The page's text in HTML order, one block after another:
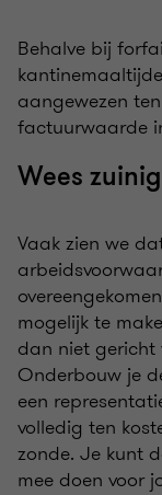
Behalve bij
aangewezen
factuurwaarde
Wees
Vaak zien we
mogelijk te
dan niet gericht
Onderbouw je
een
volledig ten
zonde. Je kunt
mee doen voor